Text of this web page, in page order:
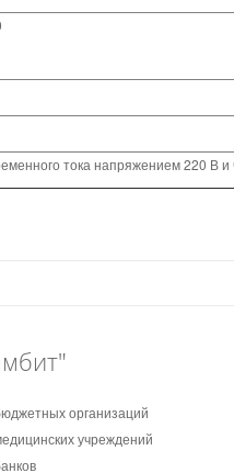
тока напряжением 220 В и
организаций
учреждений